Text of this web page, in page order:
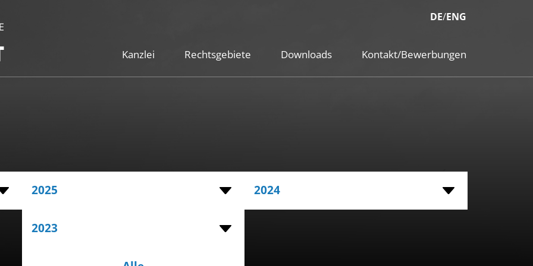
DE/ENG
Kanzlei Rechtsgebiete Downloads Kontakt/Bewerbungen
2025 2024
2023